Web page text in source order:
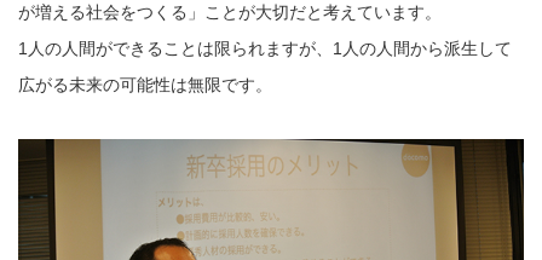
が増える社会をつくる」ことが大切だと考えています。
1人の人間ができることは限られますが、1人の人間から派生して
広がる未来の可能性は無限です。